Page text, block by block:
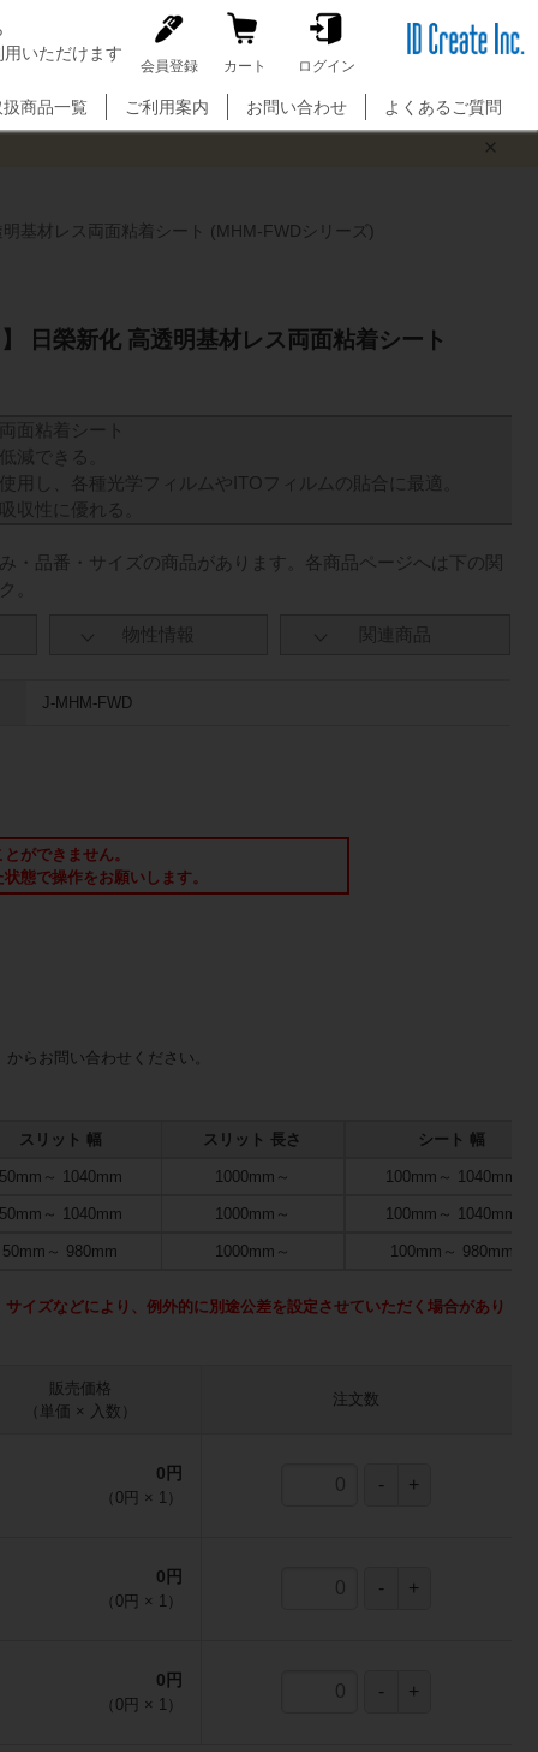
いただけます
会員登録 カート ログイン
扱商品一覧 ご利用案内 お問い合わせ よくあるご質問
明基材レス両面粘着シート (MHM-FWDシリーズ)
】 日榮新化 高透明基材レス両面粘着シート
面粘着シート
減できる。
用し、各種光学フィルムやITOフィルムの貼合に最適。
収性に優れる。
・品番・サイズの商品があります。各商品ページへは下の関
。
物性情報 関連商品
J-MHM-FWD
ができません。
態で操作をお願いします。
らお問い合わせください。
スリット 幅 スリット 長さ シート 幅
50mm～ 1040mm 1000mm～ 100mm～ 1040mm
50mm～ 1040mm 1000mm～ 100mm～ 1040mm
50mm～ 980mm 1000mm～ 100mm～ 980mm
イズなどにより、例外的に別途公差を設定させていただく場合があり
販売価格
（単価 × 入数）
注文数
0円
（ 0円 × 1）
0円
（ 0円 × 1）
0円
（ 0円 × 1）
o
s
e